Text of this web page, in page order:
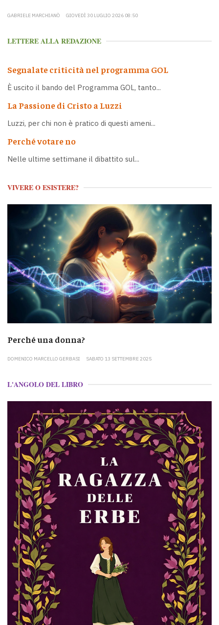
GABRIELE MARCHIANÒ GIOVEDÌ 30 LUGLIO 2026 08:50
LETTERE ALLA REDAZIONE
Segnalate criticità nel programma GOL
È uscito il bando del Programma GOL, tanto...
La Passione di Cristo a Luzzi
Luzzi, per chi non è pratico di questi ameni...
Perché votare no
Nelle ultime settimane il dibattito sul...
VIVERE O ESISTERE?
Perché una donna?
DOMENICO MARCELLO GERBASI SABATO 13 SETTEMBRE 2025
L'ANGOLO DEL LIBRO